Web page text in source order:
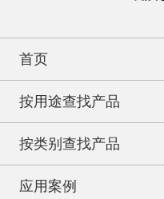
首页
按用途查找产品
按类别查找产品
应用案例